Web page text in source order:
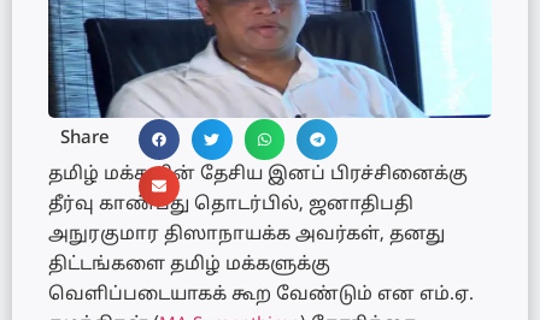
Share
தமிழ் மக்களின் தேசிய இனப் பிரச்சினைக்கு
தீர்வு காண்பது தொடர்பில், ஜனாதிபதி
அநுரகுமார திஸாநாயக்க அவர்கள், தனது
திட்டங்களை தமிழ் மக்களுக்கு
வெளிப்படையாகக் கூற வேண்டும் என எம்.ஏ.